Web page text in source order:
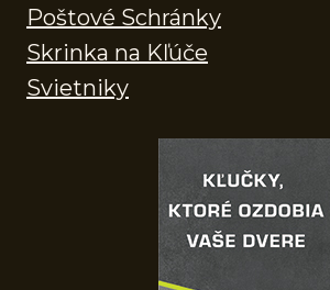
Poštové Schránky
Skrinka na Kľúče
Svietniky